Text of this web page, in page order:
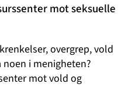
mot seksuelle
overgrep, vold
i menigheten?
mot vold og